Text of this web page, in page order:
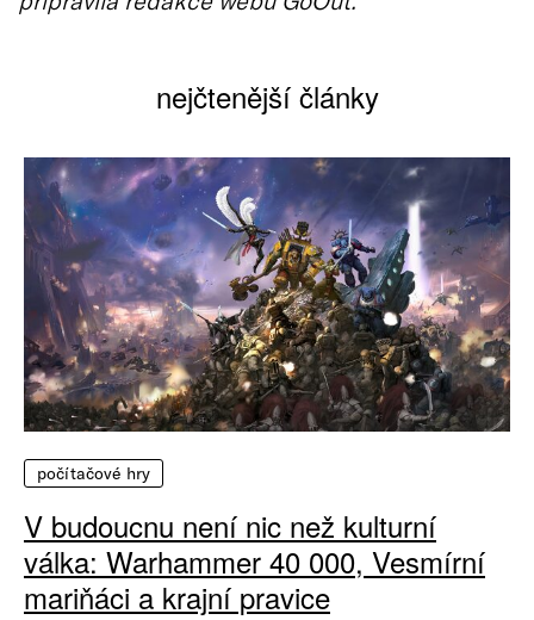
nejčtenější články
počítačové hry
V budoucnu není nic než kulturní
válka: Warhammer 40 000, Vesmírní
mariňáci a krajní pravice